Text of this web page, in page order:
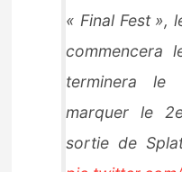
« Final Fest »,
commencera
terminera
marquer le
sortie de